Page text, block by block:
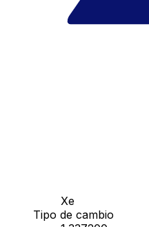
Xe
Tipo de cambio